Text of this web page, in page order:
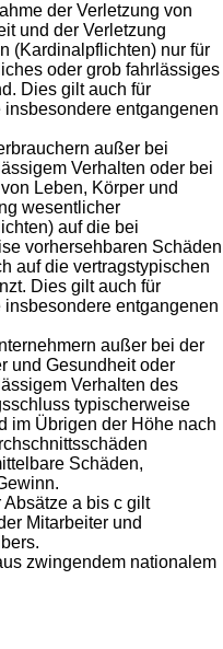
der Verletzung von
und der Verletzung
(Kardinalpflichten) nur für
oder grob fahrlässiges
Dies gilt auch für
entgangenen
außer bei
Verhalten oder bei
Leben, Körper und
wesentlicher
auf die bei
vorhersehbaren Schäden
auf die vertragstypischen
Dies gilt auch für
entgangenen
außer bei der
und Gesundheit oder
Verhalten des
typischerweise
im Übrigen der Höhe nach
Schäden,
a bis c gilt
Mitarbeiter und
zwingendem nationalem